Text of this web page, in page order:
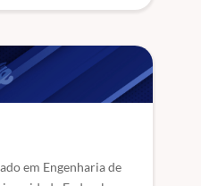
em Engenharia de